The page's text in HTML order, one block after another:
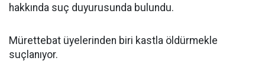
hakkında suç duyurusunda bulundu.
Mürettebat üyelerinden biri kastla öldürmekle
suçlanıyor.